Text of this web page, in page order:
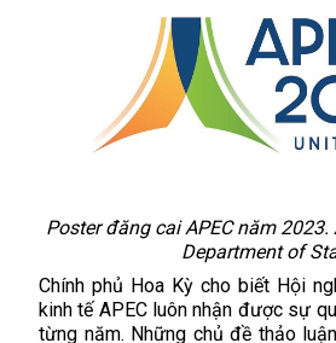
Poster đăng cai APEC năm 2023.
Department of
Chính phủ Hoa Kỳ cho biết Hội
kinh tế APEC luôn nhận được sự
từng năm. Những chủ đề thảo